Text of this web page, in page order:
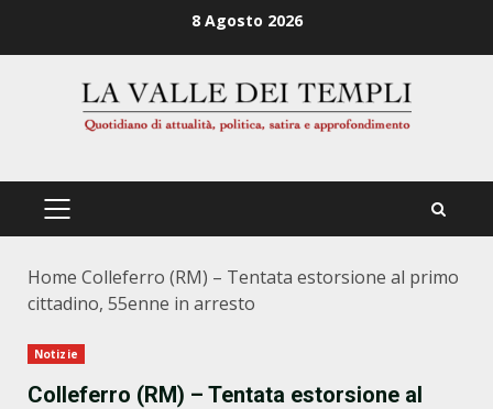
8 Agosto 2026
PRIMÄRES
Home Colleferro (RM) – Tentata estorsione al primo
cittadino, 55enne in arresto
Notizie
Colleferro (RM) – Tentata estorsione al